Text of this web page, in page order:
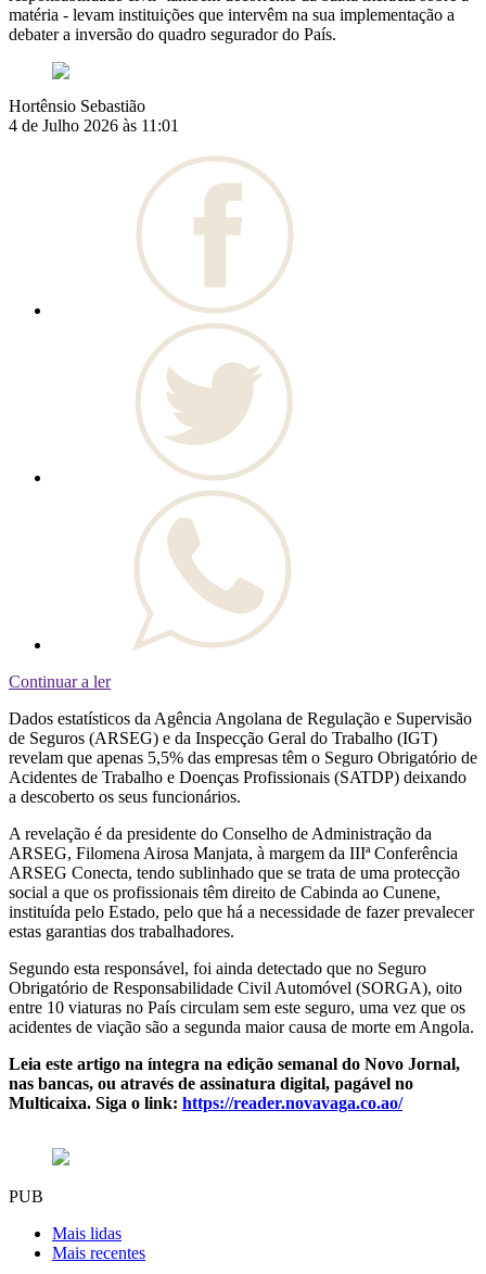
matéria - levam instituições que intervêm na sua implementação a
debater a inversão do quadro segurador do País.
Hortênsio Sebastião
4 de Julho 2026 às 11:01
Continuar a ler
Dados estatísticos da Agência Angolana de Regulação e Supervisão
de Seguros (ARSEG) e da Inspecção Geral do Trabalho (IGT)
revelam que apenas 5,5% das empresas têm o Seguro Obrigatório de
Acidentes de Trabalho e Doenças Profissionais (SATDP) deixando
a descoberto os seus funcionários.
A revelação é da presidente do Conselho de Administração da
ARSEG, Filomena Airosa Manjata, à margem da IIIª Conferência
ARSEG Conecta, tendo sublinhado que se trata de uma protecção
social a que os profissionais têm direito de Cabinda ao Cunene,
instituída pelo Estado, pelo que há a necessidade de fazer prevalecer
estas garantias dos trabalhadores.
Segundo esta responsável, foi ainda detectado que no Seguro
Obrigatório de Responsabilidade Civil Automóvel (SORGA), oito
entre 10 viaturas no País circulam sem este seguro, uma vez que os
acidentes de viação são a segunda maior causa de morte em Angola.
Leia este artigo na íntegra na edição semanal do Novo Jornal,
nas bancas, ou através de assinatura digital, pagável no
Multicaixa. Siga o link: https://reader.novavaga.co.ao/
PUB
Mais lidas
Mais recentes